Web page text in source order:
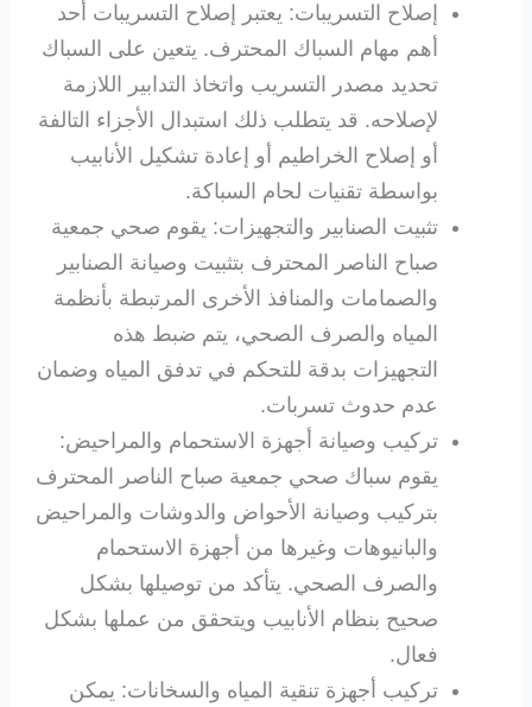
إصلاح التسريبات: يعتبر إصلاح التسريبات أحد
أهم مهام السباك المحترف. يتعين على السباك
تحديد مصدر التسريب واتخاذ التدابير اللازمة
لإصلاحه. قد يتطلب ذلك استبدال الأجزاء التالفة
أو إصلاح الخراطيم أو إعادة تشكيل الأنابيب
بواسطة تقنيات لحام السباكة.
تثبيت الصنابير والتجهيزات: يقوم صحي جمعية
صباح الناصر المحترف بتثبيت وصيانة الصنابير
والصمامات والمنافذ الأخرى المرتبطة بأنظمة
المياه والصرف الصحي، يتم ضبط هذه
التجهيزات بدقة للتحكم في تدفق المياه وضمان
عدم حدوث تسربات.
تركيب وصيانة أجهزة الاستحمام والمراحيض:
يقوم سباك صحي جمعية صباح الناصر المحترف
بتركيب وصيانة الأحواض والدوشات والمراحيض
والبانيوهات وغيرها من أجهزة الاستحمام
والصرف الصحي. يتأكد من توصيلها بشكل
صحيح بنظام الأنابيب ويتحقق من عملها بشكل
فعال.
تركيب أجهزة تنقية المياه والسخانات: يمكن